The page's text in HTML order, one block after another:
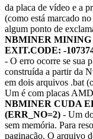
da placa de vídeo e a
(como está marcado
algum ponto de
NBMINER MINING
EXIT.CODE: -
- O erro ocorre se sua
construída a partir da
em dois arquivos .bat
Um é com placas
NBMINER CUDA
(ERR_NO=2) - Um
sem memória. Para
paginação. O arquivo